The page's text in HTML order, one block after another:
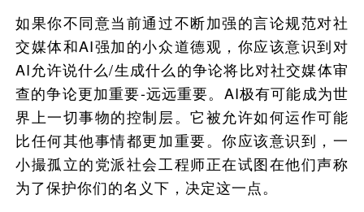
如果你不同意当前通过不断加强的言论规范对社
交媒体和AI强加的小众道德观，你应该意识到对
AI允许说什么/生成什么的争论将比对社交媒体审
查的争论更加重要-远远重要。AI极有可能成为世
界上一切事物的控制层。它被允许如何运作可能
比任何其他事情都更加重要。你应该意识到，一
小撮孤立的党派社会工程师正在试图在他们声称
为了保护你们的名义下，决定这一点。